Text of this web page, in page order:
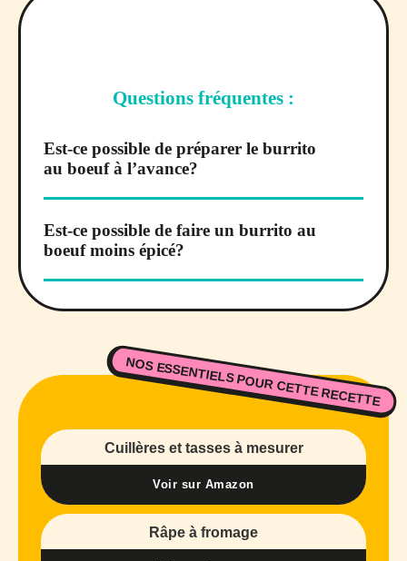
Questions fréquentes :
Est-ce possible de préparer le burrito
au boeuf à l’avance?
Est-ce possible de faire un burrito au
boeuf moins épicé?
NOS ESSENTIELS POUR CETTE RECETTE
Cuillères et tasses à mesurer
Voir sur Amazon
Râpe à fromage